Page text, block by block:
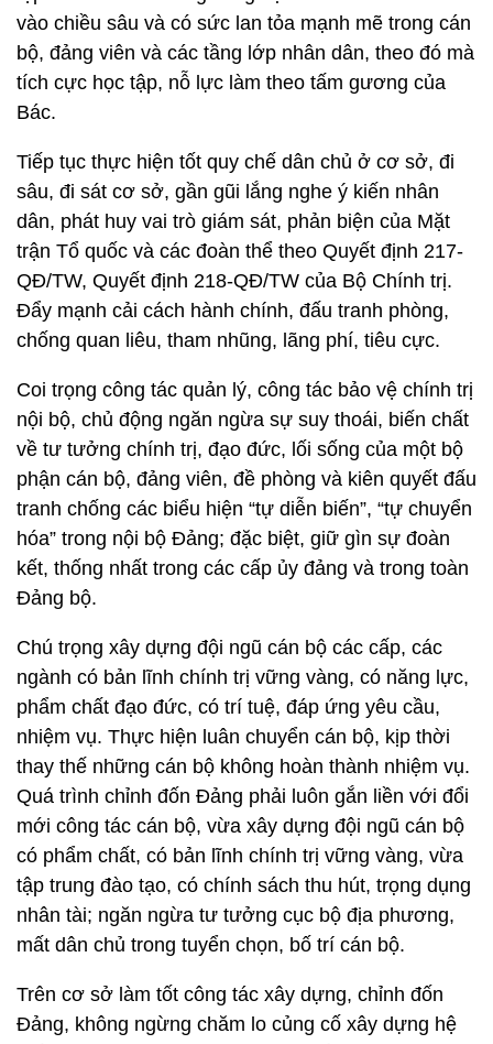
vào chiều sâu và có sức lan tỏa mạnh mẽ trong cán
bộ, đảng viên và các tầng lớp nhân dân, theo đó mà
tích cực học tập, nỗ lực làm theo tấm gương của
Bác.
Tiếp tục thực hiện tốt quy chế dân chủ ở cơ sở, đi
sâu, đi sát cơ sở, gần gũi lắng nghe ý kiến nhân
dân, phát huy vai trò giám sát, phản biện của Mặt
trận Tổ quốc và các đoàn thể theo Quyết định 217-
QĐ/TW, Quyết định 218-QĐ/TW của Bộ Chính trị.
Đẩy mạnh cải cách hành chính, đấu tranh phòng,
chống quan liêu, tham nhũng, lãng phí, tiêu cực.
Coi trọng công tác quản lý, công tác bảo vệ chính trị
nội bộ, chủ động ngăn ngừa sự suy thoái, biến chất
về tư tưởng chính trị, đạo đức, lối sống của một bộ
phận cán bộ, đảng viên, đề phòng và kiên quyết đấu
tranh chống các biểu hiện “tự diễn biến”, “tự chuyển
hóa” trong nội bộ Đảng; đặc biệt, giữ gìn sự đoàn
kết, thống nhất trong các cấp ủy đảng và trong toàn
Đảng bộ.
Chú trọng xây dựng đội ngũ cán bộ các cấp, các
ngành có bản lĩnh chính trị vững vàng, có năng lực,
phẩm chất đạo đức, có trí tuệ, đáp ứng yêu cầu,
nhiệm vụ. Thực hiện luân chuyển cán bộ, kịp thời
thay thế những cán bộ không hoàn thành nhiệm vụ.
Quá trình chỉnh đốn Đảng phải luôn gắn liền với đổi
mới công tác cán bộ, vừa xây dựng đội ngũ cán bộ
có phẩm chất, có bản lĩnh chính trị vững vàng, vừa
tập trung đào tạo, có chính sách thu hút, trọng dụng
nhân tài; ngăn ngừa tư tưởng cục bộ địa phương,
mất dân chủ trong tuyển chọn, bố trí cán bộ.
Trên cơ sở làm tốt công tác xây dựng, chỉnh đốn
Đảng, không ngừng chăm lo củng cố xây dựng hệ